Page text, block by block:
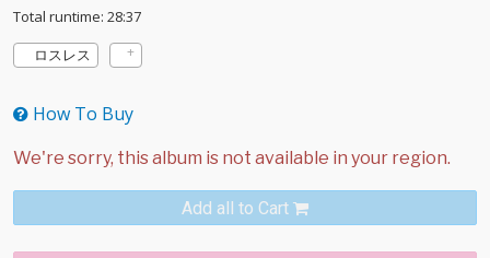
Total runtime: 28:37
ロスレス
How To Buy
Add all to Cart